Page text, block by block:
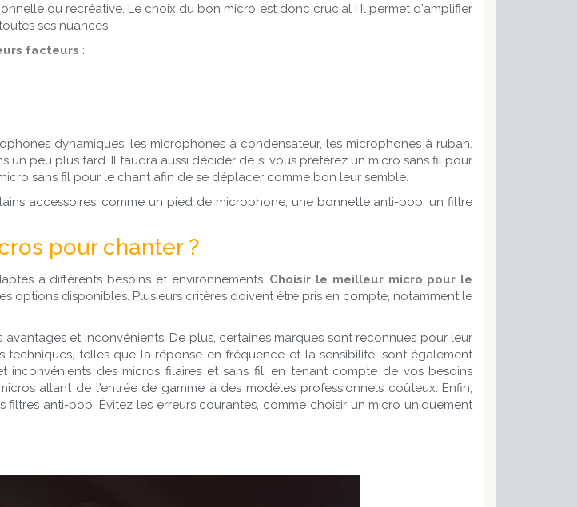
ou récréative. Le choix du bon micro est donc crucial ! Il permet d'amplifier
ses nuances.
facteurs :
dynamiques, les microphones à condensateur, les microphones à ruban.
un peu plus tard. Il faudra aussi décider de si vous préférez un micro sans fil pour
sans fil pour le chant afin de se déplacer comme bon leur semble.
accessoires, comme un pied de microphone, une bonnette anti-pop, un filtre
pour chanter ?
à différents besoins et environnements. Choisir le meilleur micro pour le
options disponibles. Plusieurs critères doivent être pris en compte, notamment le
et inconvénients. De plus, certaines marques sont reconnues pour leur
techniques, telles que la réponse en fréquence et la sensibilité, sont également
inconvénients des micros filaires et sans fil, en tenant compte de vos besoins
allant de l'entrée de gamme à des modèles professionnels coûteux. Enfin,
anti-pop. Évitez les erreurs courantes, comme choisir un micro uniquement